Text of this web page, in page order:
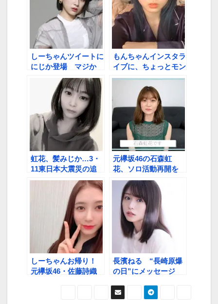
しーちゃんツイートに
にじか登場 マジか
もんちゃんインスタラ
イブに、ちょっとモン
モン…
虹花、髪みじか…3・
11東日本大震災の追
悼メッセージも投稿
元欅坂46の石森虹
花、ソロ活動再開を
YouTubeで報告
しーちゃんお帰り！
元欅坂46・佐藤詩織
長濱ねる “長崎原爆
の日”にメッセージ
と」